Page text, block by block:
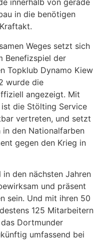
innerhalb von gerade
in die benötigen
Weges setzt sich
Benefizspiel der
Topklub Dynamo Kiew
wurde die
angezeigt. Mit
die Stölting Service
vertreten, und setzt
in den Nationalfarben
gegen den Krieg in
den nächsten Jahren
und präsent
sein. Und mit ihren 50
125 Mitarbeitern
Dortmunder
umfassend bei